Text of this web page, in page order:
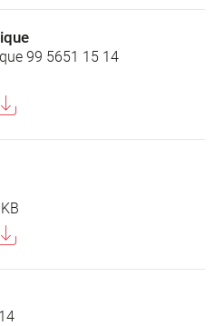
99 5651 15 14